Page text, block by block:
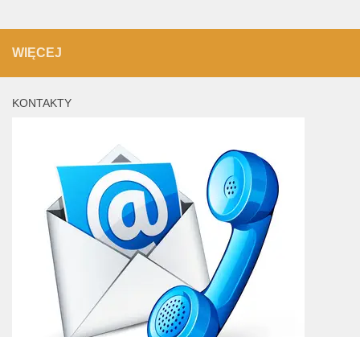
WIĘCEJ
KONTAKTY